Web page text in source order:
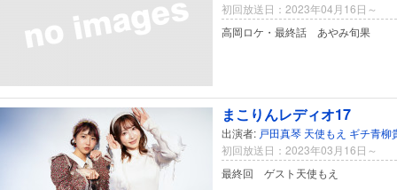
初回放送日：2023年04月16日～
高岡ロケ・最終話 あやみ旬果
まこりんレディオ17
出演者: 戸田真琴 天使もえ ギチ青柳
初回放送日：2023年03月16日～
最終回 ゲスト天使もえ